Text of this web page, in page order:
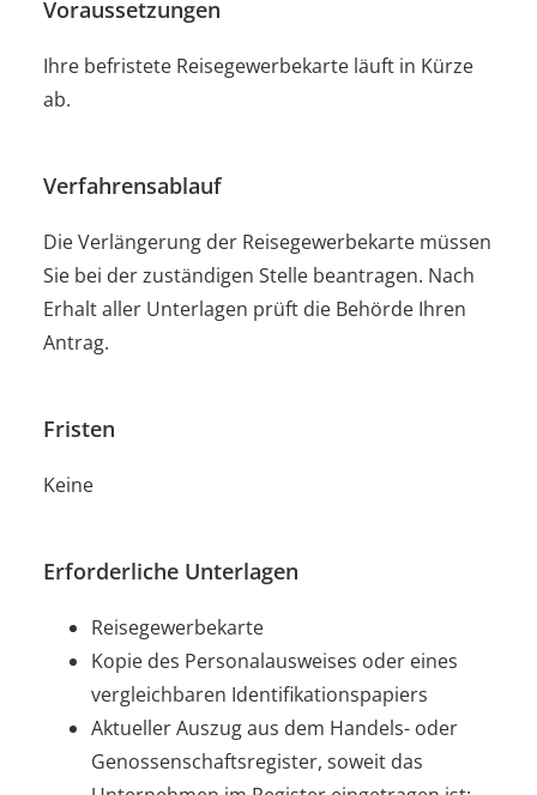
Voraussetzungen
Ihre befristete Reisegewerbekarte läuft in Kürze
ab.
Verfahrensablauf
Die Verlängerung der Reisegewerbekarte müssen
Sie bei der zuständigen Stelle beantragen. Nach
Erhalt aller Unterlagen prüft die Behörde Ihren
Antrag.
Fristen
Keine
Erforderliche Unterlagen
Reisegewerbekarte
Kopie des Personalausweises oder eines
vergleichbaren Identifikationspapiers
Aktueller Auszug aus dem Handels- oder
Genossenschaftsregister, soweit das